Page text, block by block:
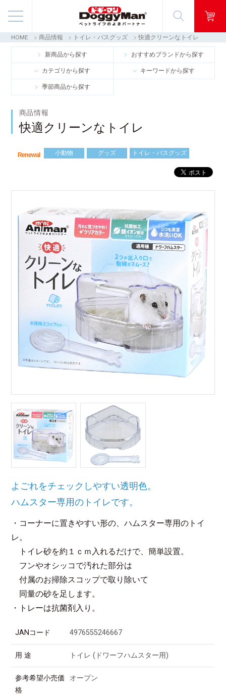
商品情報
映像ギャラリー
お客様窓口・Q＆A
会社情報
サイトマップ English
HOME 商品情報 トイレ・バスグッズ 快適クリーンなトイレ
新商品から探す おすすめブランドから探す
カテゴリから探す キーワードから探す
季節商品から探す
商品情報
快適クリーンなトイレ
Renewal 小動物 グッズ トイレ・バスグッズ
よごれをチェックしやすい透明色。
ハムスター専用のトイレです。
・コーナーに置きやすい形の、ハムスター専用のトイ
レ。
トイレ砂を約１ｃｍ入れるだけで、簡単設置。
フンやオシッコで汚れた部分は
付属のお掃除スコップで取り除いて
同量の砂を足します。
・トレーは抗菌剤入り。
JANコード 4976555246667
用 途 トイレ (ドワーフハムスター用)
参考希望小売価
格
オープン